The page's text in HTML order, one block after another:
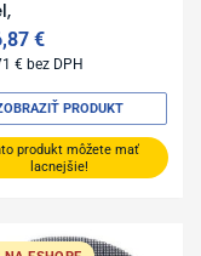
€
€ bez DPH
produkt môžete mať
lacnejšie!
PRODUKT